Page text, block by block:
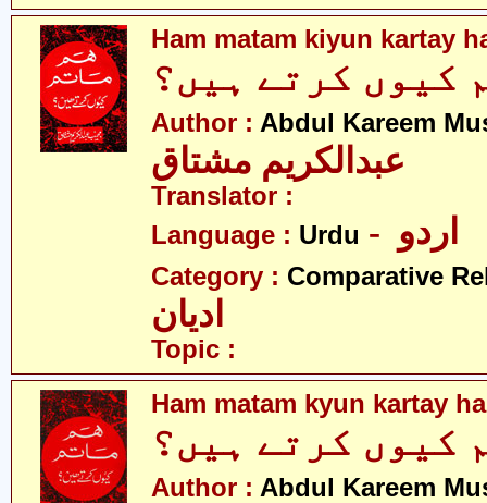
Ham matam kiyun kartay
کیوں کرتے ہیں؟
Author : Abdul Kareem
عبدالکریم مشتاق
Translator :
Language : Urdu
Category : Comparative
ادیان
Topic :
Ham matam kyun kartay
کیوں کرتے ہیں؟
Author : Abdul Kareem